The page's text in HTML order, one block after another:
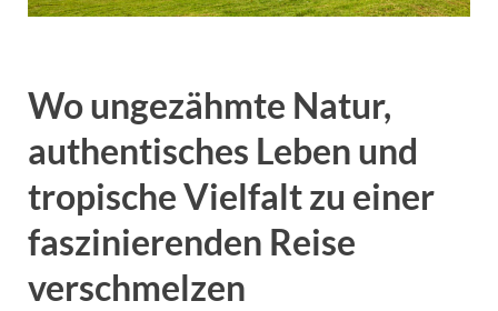
Wo ungezähmte Natur,
authentisches Leben und
tropische Vielfalt zu einer
faszinierenden Reise
verschmelzen